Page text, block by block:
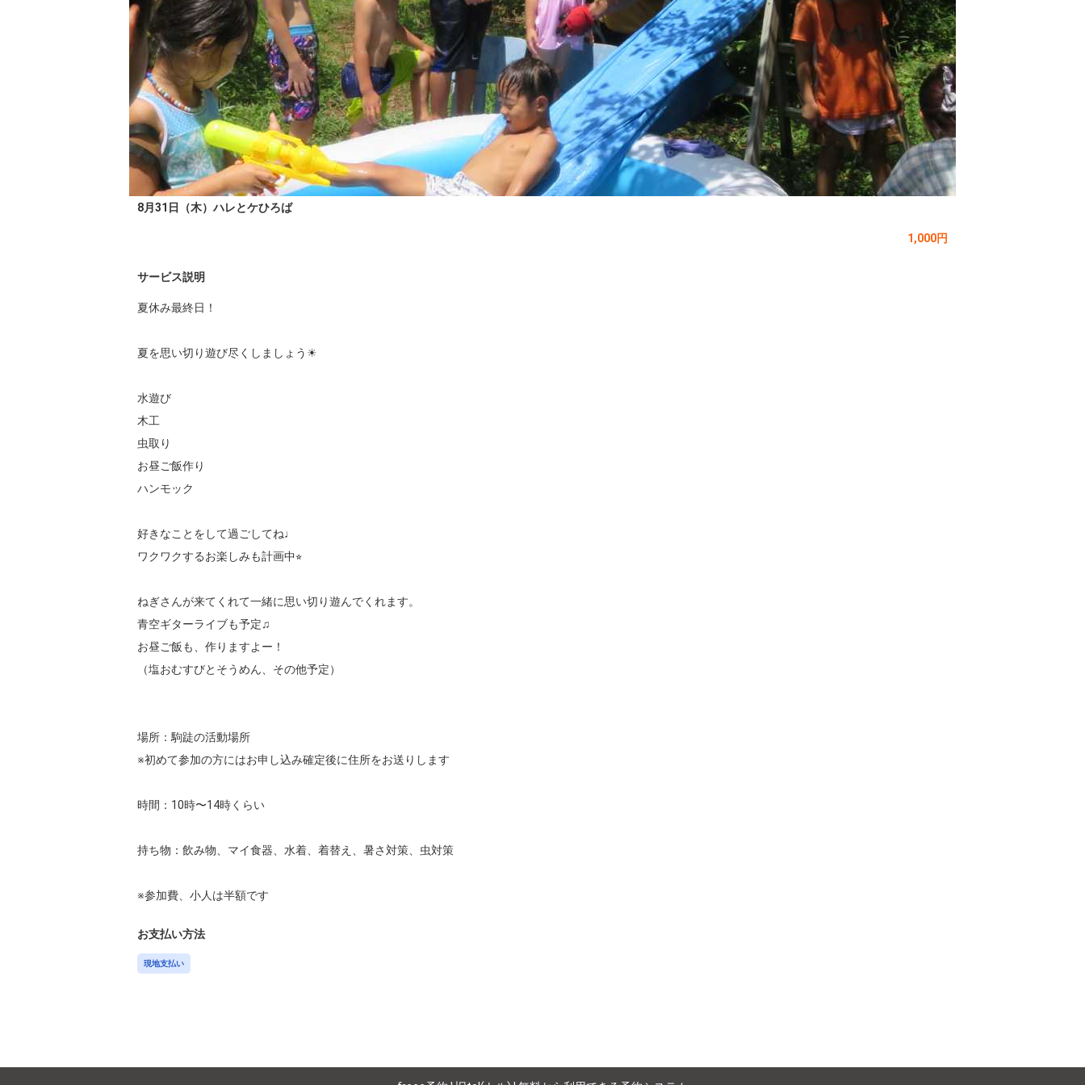
8月31日（木）ハレとケひろば
1,000円
サービス説明
夏休み最終日！
夏を思い切り遊び尽くしましょう☀︎
水遊び
木工
虫取り
お昼ご飯作り
ハンモック
好きなことをして過ごしてね♩
ワクワクするお楽しみも計画中⭐︎
ねぎさんが来てくれて一緒に思い切り遊んでくれます。
青空ギターライブも予定♫
お昼ご飯も、作りますよー！
（塩おむすびとそうめん、その他予定）
場所：駒跿の活動場所
※初めて参加の方にはお申し込み確定後に住所をお送りします
時間：10時〜14時くらい
持ち物：飲み物、マイ食器、水着、着替え、暑さ対策、虫対策
お支払い方法
現地支払い